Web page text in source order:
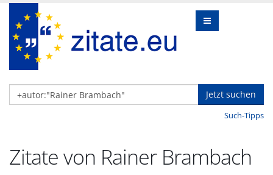
Jetzt suchen
Such-Tipps
Zitate von Rainer Brambach